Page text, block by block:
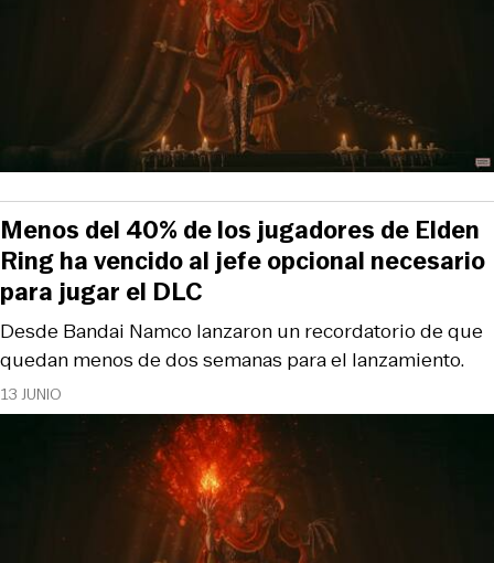
13 JUNIO
Desde Bandai Namco lanzaron un recordatorio de que
quedan menos de dos semanas para el lanzamiento.
Menos del 40% de los jugadores de Elden
Ring ha vencido al jefe opcional necesario
para jugar el DLC